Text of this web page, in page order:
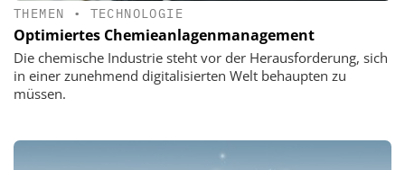
THEMEN • TECHNOLOGIE
Optimiertes Chemieanlagenmanagement
Die chemische Industrie steht vor der Herausforderung, sich
in einer zunehmend digitalisierten Welt behaupten zu
müssen.